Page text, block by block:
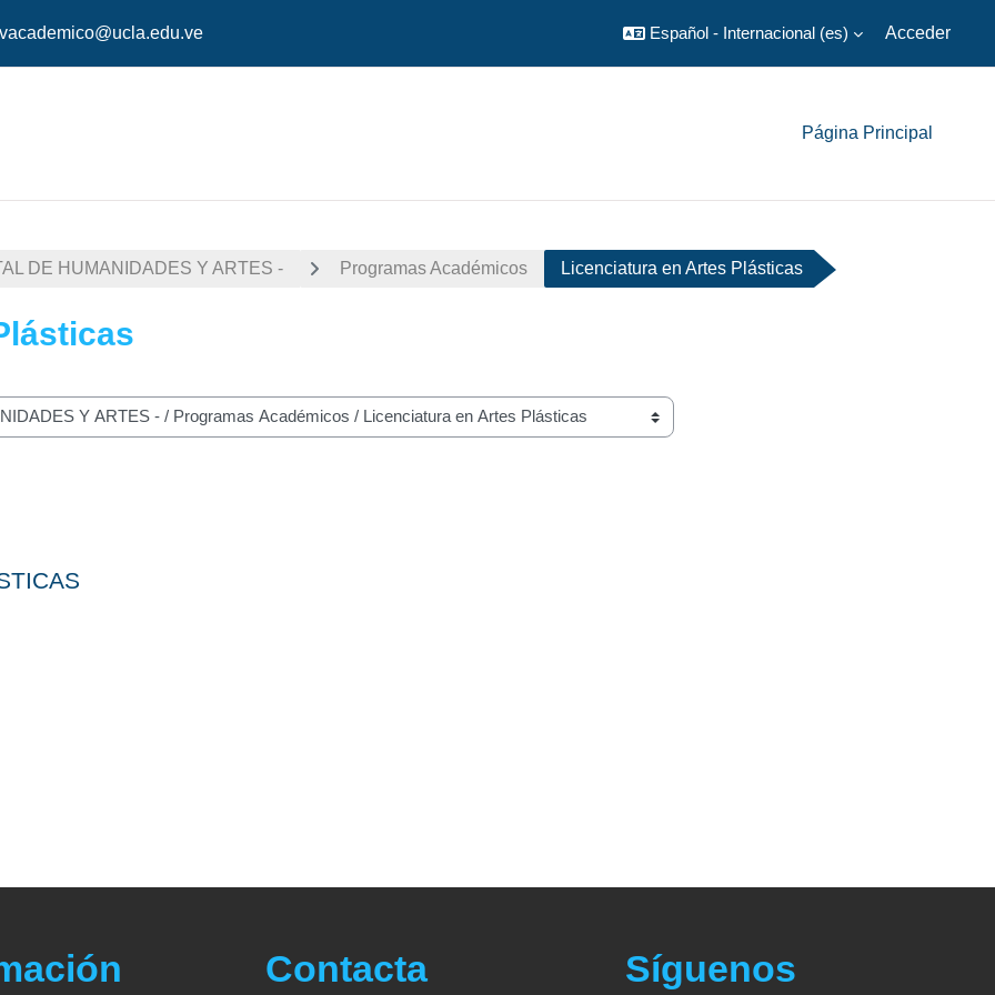
vacademico@ucla.edu.ve Español - Internacional ‎(es)‎ Acceder
Página Principal
DE HUMANIDADES Y ARTES - Programas Académicos Licenciatura en Artes Plásticas
Contacta Síguenos